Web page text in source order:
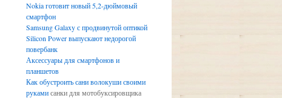
Nokia готовит новый 5,2-дюймовый
смартфон
Samsung Galaxy с продвинутой оптикой
Silicon Power выпускают недорогой
повербанк
Аксессуары для смартфонов и
планшетов
Как обустроить сани волокуши своими
рукамисанки для мотобуксировщика